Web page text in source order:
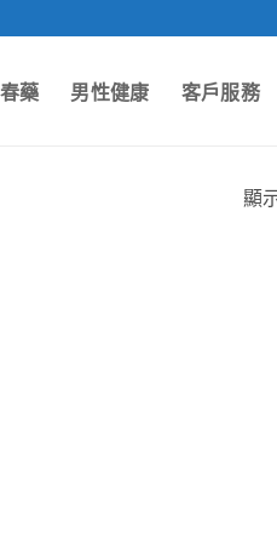
藥 男性健康 客戶服務
顯